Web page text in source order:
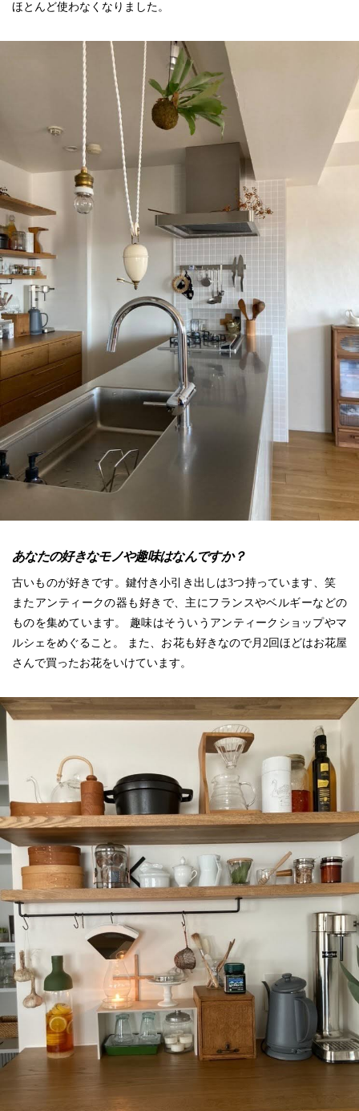
ほとんど使わなくなりました。
あなたの好きなモノや趣味はなんですか？
古いものが好きです。鍵付き小引き出しは3つ持っています、笑
またアンティークの器も好きで、主にフランスやベルギーなどの
ものを集めています。 趣味はそういうアンティークショップやマ
ルシェをめぐること。 また、お花も好きなので月2回ほどはお花屋
さんで買ったお花をいけています。